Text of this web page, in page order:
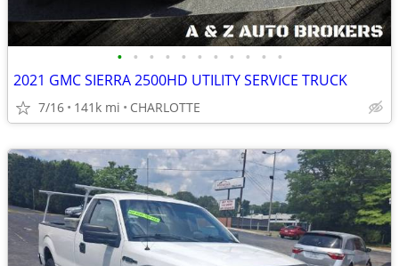
• • • • • • • • • • •
2021 GMC SIERRA 2500HD UTILITY SERVICE TRUCK
7/16 141k mi CHARLOTTE